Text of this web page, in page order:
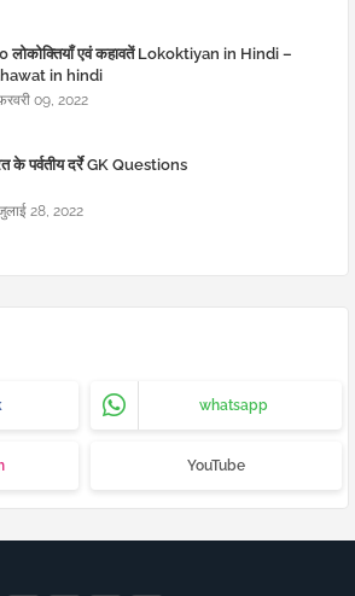
लोकोक्तियाँ एवं कहावतें Lokoktiyan in Hindi –
in hindi
09, 2022
के पर्वतीय दर्रे GK Questions
28, 2022
whatsapp
YouTube